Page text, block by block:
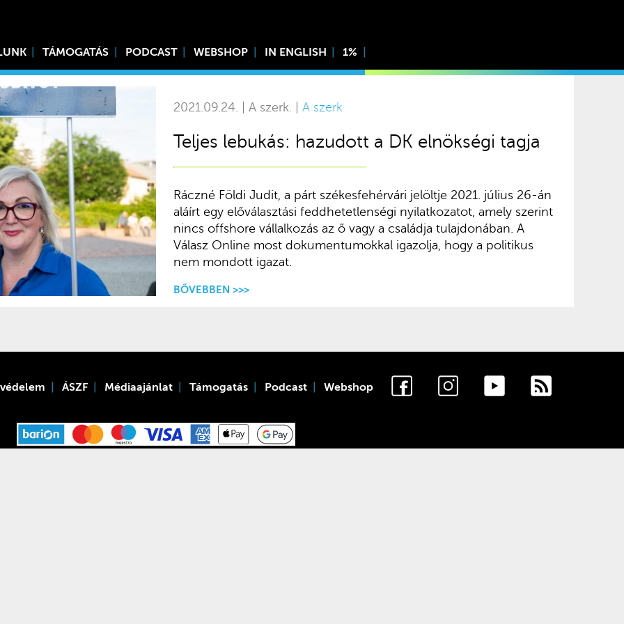
TÁMOGATÁS PODCAST WEBSHOP IN ENGLISH 1%
2021.09.24. | A szerk. | A szerk
Teljes lebukás: hazudott a DK elnökségi tagja
Ráczné Földi Judit, a párt székesfehérvári jelöltje 2021. július 26-án
aláírt egy előválasztási feddhetetlenségi nyilatkozatot, amely szerint
nincs offshore vállalkozás az ő vagy a családja tulajdonában. A
Válasz Online most dokumentumokkal igazolja, hogy a politikus
nem mondott igazat.
BŐVEBBEN >>>
ÁSZF Médiaajánlat Támogatás Podcast Webshop